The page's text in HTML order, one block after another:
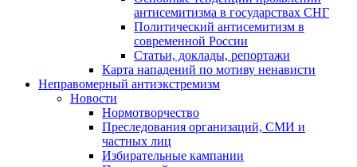
антисемитизма в государствах СНГ
Политический антисемитизм в
современной России
Статьи, доклады, репортажи
Карта нападений по мотиву ненависти
Неправомерный антиэкстремизм
Новости
Нормотворчество
Преследования организаций, СМИ и
частных лиц
Избирательные кампании